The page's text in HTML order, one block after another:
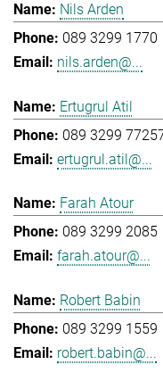
Nils Arden
089 3299 1770
nils.arden@...
Ertugrul Atil
089 3299
ertugrul.atil@...
Farah Atour
089 3299 2085
farah.atour@...
Robert Babin
089 3299 1559
robert.babin@...